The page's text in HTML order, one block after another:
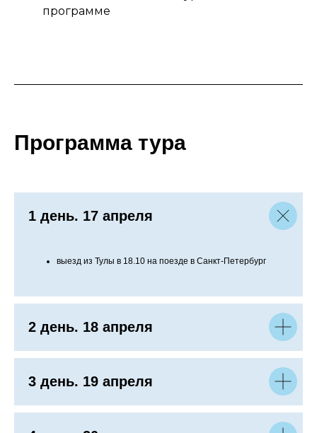
программе
Программа тура
1 день. 17 апреля
выезд из Тулы в 18.10 на поезде в Санкт-Петербург
2 день. 18 апреля
3 день. 19 апреля